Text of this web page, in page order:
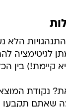
הלא
לגיטימציה
קיימת!) בין
נקודת
שאתם תקבעו